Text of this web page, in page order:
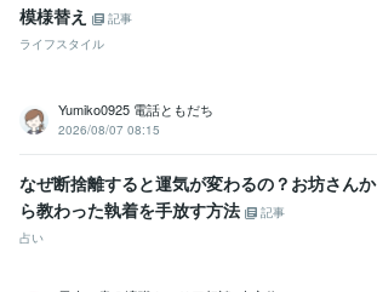
模様替え
記事
ライフスタイル
Yumiko0925 電話ともだち
2026/08/07 08:15
なぜ断捨離すると運気が変わるの？お坊さんか
ら教わった執着を手放す方法
記事
占い